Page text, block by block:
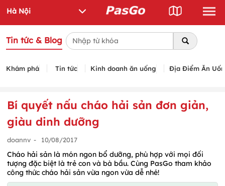
Tin tức & Blog
Khám phá Tin tức Kinh doanh ăn uống Địa Điểm Ăn
Bí quyết nấu cháo hải sản đơn giản,
giàu dinh dưỡng
doannv - 10/08/2017
Cháo hải sản là món ngon bổ dưỡng, phù hợp với mọi đối
tượng đặc biệt là trẻ con và bà bầu. Cùng PasGo tham khảo
công thức cháo hải sản vừa ngon vừa dễ nhé!